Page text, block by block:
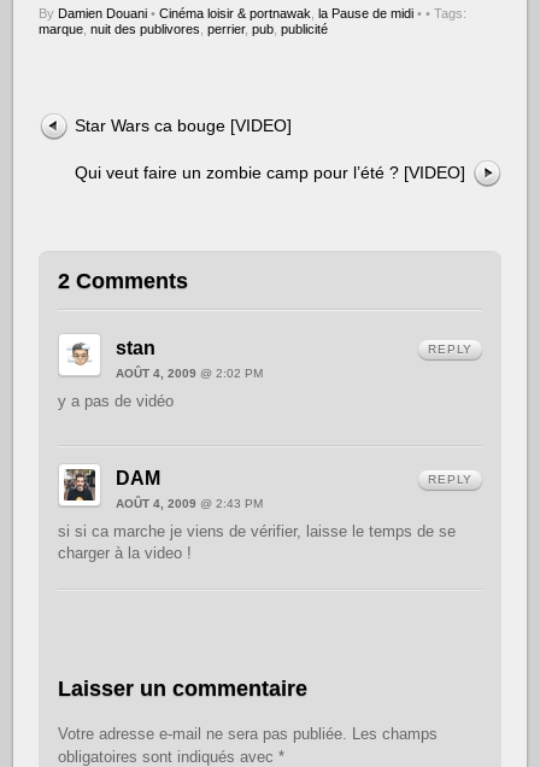
By Damien Douani • Cinéma loisir & portnawak, la Pause de midi • • Tags:
marque,nuit des publivores,perrier,pub,publicité
Star Wars ca bouge [VIDEO]
Qui veut faire un zombie camp pour l’été ? [VIDEO]
2 Comments
stan
AOÛT 4, 2009 @ 2:02 PM
y a pas de vidéo
REPLY
DAM
AOÛT 4, 2009 @ 2:43 PM
si si ca marche je viens de vérifier, laisse le temps de se
charger à la video !
REPLY
Laisser un commentaire
Votre adresse e-mail ne sera pas publiée. Les champs
obligatoires sont indiqués avec *